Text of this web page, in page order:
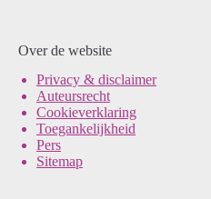
Over de website
Privacy & disclaimer
Auteursrecht
Cookieverklaring
Toegankelijkheid
Pers
Sitemap